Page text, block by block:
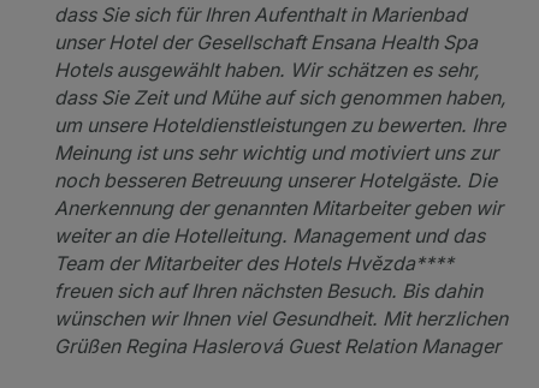
dass Sie sich für Ihren Aufenthalt in Marienbad
unser Hotel der Gesellschaft Ensana Health Spa
Hotels ausgewählt haben. Wir schätzen es sehr,
dass Sie Zeit und Mühe auf sich genommen haben,
um unsere Hoteldienstleistungen zu bewerten. Ihre
Meinung ist uns sehr wichtig und motiviert uns zur
noch besseren Betreuung unserer Hotelgäste. Die
Anerkennung der genannten Mitarbeiter geben wir
weiter an die Hotelleitung. Management und das
Team der Mitarbeiter des Hotels Hvězda****
freuen sich auf Ihren nächsten Besuch. Bis dahin
wünschen wir Ihnen viel Gesundheit. Mit herzlichen
Grüßen Regina Haslerová Guest Relation Manager